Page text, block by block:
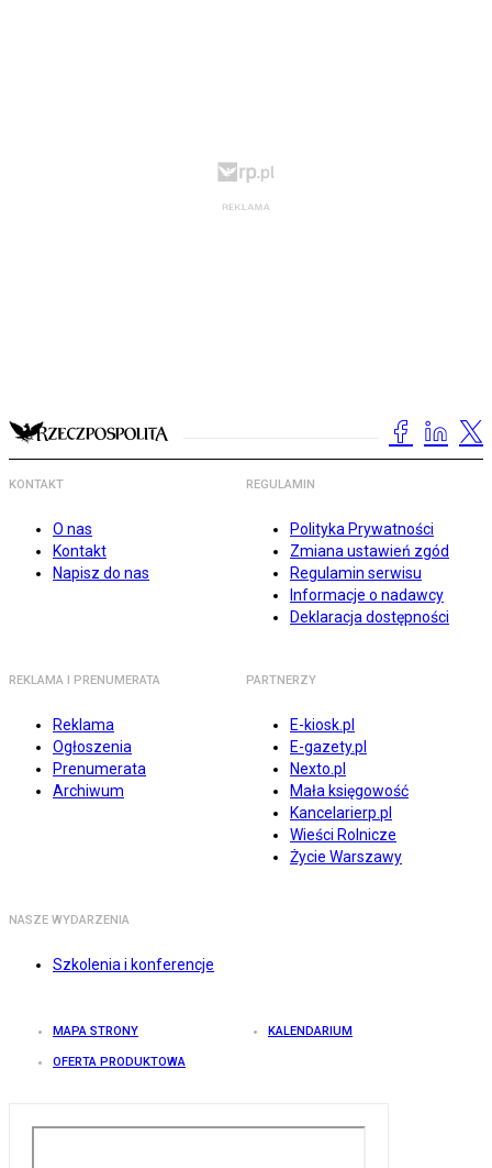
KONTAKT
O nas
Kontakt
Napisz do nas
REGULAMIN
Polityka Prywatności
Zmiana ustawień zgód
Regulamin serwisu
Informacje o nadawcy
Deklaracja dostępności
REKLAMA I PRENUMERATA
Reklama
Ogłoszenia
Prenumerata
Archiwum
PARTNERZY
E-kiosk.pl
E-gazety.pl
Nexto.pl
Mała księgowość
Kancelarierp.pl
Wieści Rolnicze
Życie Warszawy
NASZE WYDARZENIA
Szkolenia i konferencje
MAPA STRONY KALENDARIUM
OFERTA PRODUKTOWA